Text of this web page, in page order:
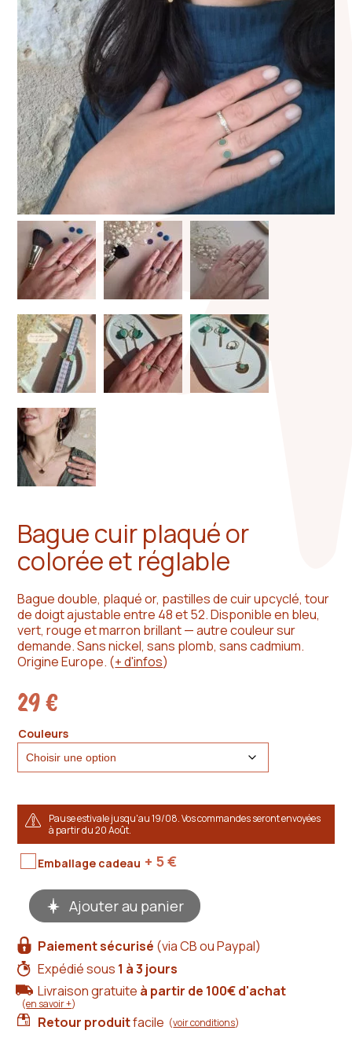
Bague cuir plaqué or
colorée et réglable
Bague double, plaqué or, pastilles de cuir upcyclé, tour
de doigt ajustable entre 48 et 52. Disponible en bleu,
vert, rouge et marron brillant — autre couleur sur
demande. Sans nickel, sans plomb, sans cadmium.
Origine Europe. (+ d'infos)
29€
Couleurs
Pause estivale jusqu'au 19/08. Vos commandes seront envoyées
à partir du 20 Août.
Emballage cadeau + 5€
quantité
de
Bague
cuir
plaqué
or
colorée
et
réglable
Ajouter au panier
Paiement sécurisé (via CB ou Paypal)
Expédié sous 1 à 3 jours
Livraison gratuite à partir de 100€ d'achat
(en savoir +)
Retour produitfacile (voir conditions)